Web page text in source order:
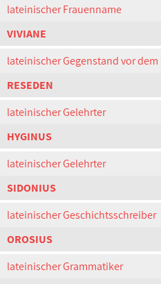
lateinischer Frauenname
VIVIANE
lateinischer Gegenstand vor dem
RESEDEN
lateinischer Gelehrter
HYGINUS
lateinischer Gelehrter
SIDONIUS
lateinischer Geschichtsschreiber
OROSIUS
lateinischer Grammatiker